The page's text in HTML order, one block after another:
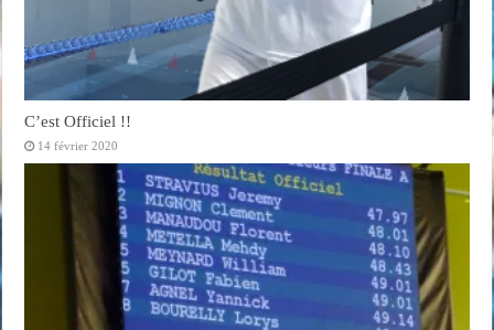
C’est Officiel !!
14 février 2020